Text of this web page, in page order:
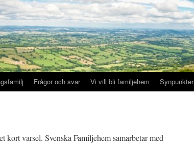
Frågor och svar Vi vill bli familjehem Synpunkter
kort varsel. Svenska Familjehem samarbetar med